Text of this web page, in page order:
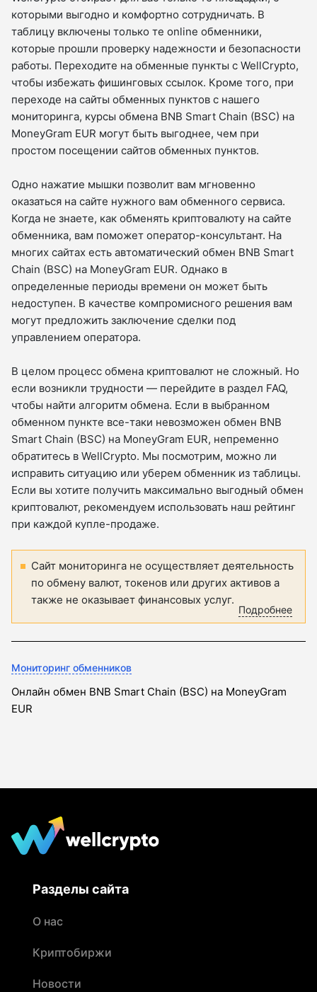
которыми выгодно и комфортно сотрудничать. В
таблицу включены только те online обменники,
которые прошли проверку надежности и безопасности
работы. Переходите на обменные пункты с WellCrypto,
чтобы избежать фишинговых ссылок. Кроме того, при
переходе на сайты обменных пунктов с нашего
мониторинга, курсы обмена BNB Smart Chain (BSC) на
MoneyGram EUR могут быть выгоднее, чем при
простом посещении сайтов обменных пунктов.
Одно нажатие мышки позволит вам мгновенно
оказаться на сайте нужного вам обменного сервиса.
Когда не знаете, как обменять криптовалюту на сайте
обменника, вам поможет оператор-консультант. На
многих сайтах есть автоматический обмен BNB Smart
Chain (BSC) на MoneyGram EUR. Однако в
определенные периоды времени он может быть
недоступен. В качестве компромисного решения вам
могут предложить заключение сделки под
управлением оператора.
В целом процесс обмена криптовалют не сложный. Но
если возникли трудности — перейдите в раздел FAQ,
чтобы найти алгоритм обмена. Если в выбранном
обменном пункте все-таки невозможен обмен BNB
Smart Chain (BSC) на MoneyGram EUR, непременно
обратитесь в WellCrypto. Мы посмотрим, можно ли
исправить ситуацию или уберем обменник из таблицы.
Если вы хотите получить максимально выгодный обмен
криптовалют, рекомендуем использовать наш рейтинг
при каждой купле-продаже.
Сайт мониторинга не осуществляет деятельность
по обмену валют, токенов или других активов а
также не оказывает финансовых услуг.
Подробнее
Мониторинг обменников
Онлайн обмен BNB Smart Chain (BSC) на MoneyGram
EUR
Разделы сайта
О нас
Криптобиржи
Новости